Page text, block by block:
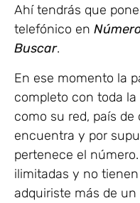
Ahí tendrás que
telefónico en
Buscar.
En ese momento la
completo con toda
como su red, país
encuentra y por
pertenece el
ilimitadas y no
adquiriste más de